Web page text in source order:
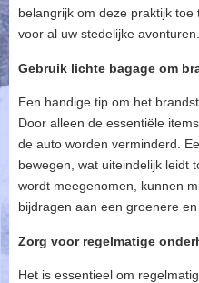
belangrijk om deze praktijk
voor al uw stedelijke avonturen.
Gebruik lichte bagage om
Een handige tip om het
Door alleen de essentiële
de auto worden verminderd.
bewegen, wat uiteindelijk leidt
wordt meegenomen, kunnen
bijdragen aan een groenere
Zorg voor regelmatige
Het is essentieel om